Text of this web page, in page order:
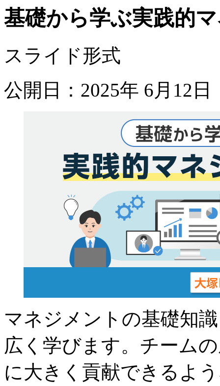
基礎から学ぶ実践的
スライド形式
公開日：2025年 6月12日
マネジメントの基礎知
広く学びます。チーム
に大きく貢献できるよ